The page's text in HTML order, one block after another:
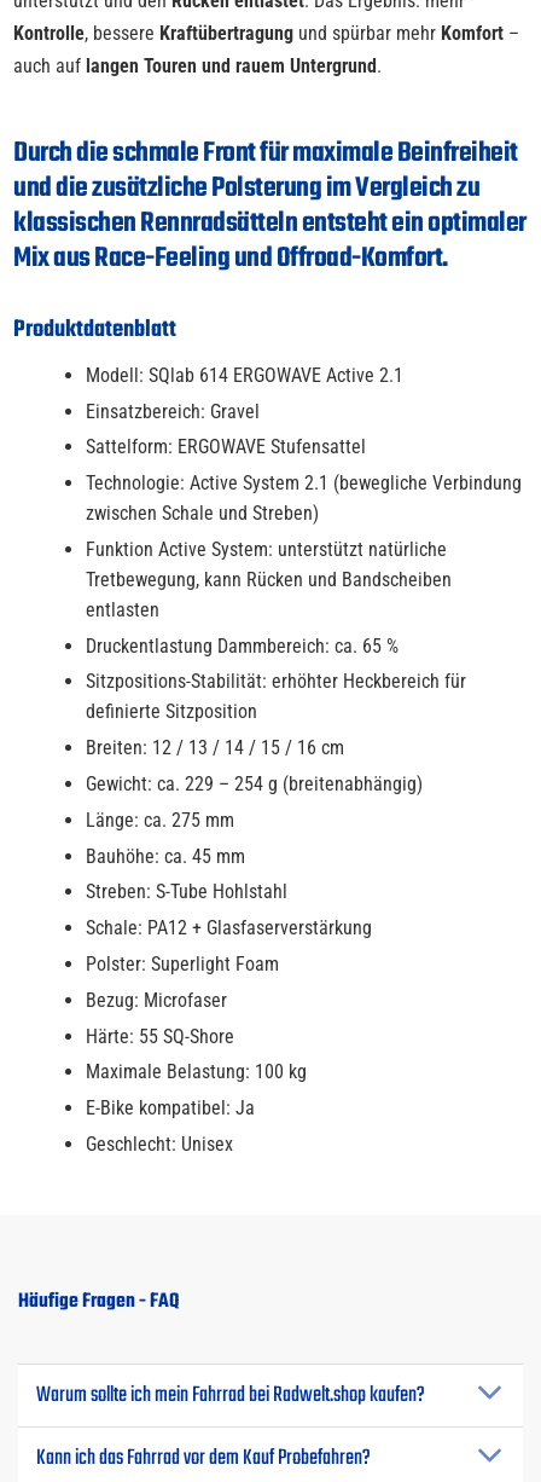
Kontrolle, bessere Kraftübertragung und spürbar mehr Komfort –
auch auf langen Touren und rauem Untergrund.
Durch die schmale Front für maximale Beinfreiheit
und die zusätzliche Polsterung im Vergleich zu
klassischen Rennradsätteln entsteht ein optimaler
Mix aus Race-Feeling und Offroad-Komfort.
Produktdatenblatt
Modell: SQlab 614 ERGOWAVE Active 2.1
Einsatzbereich: Gravel
Sattelform: ERGOWAVE Stufensattel
Technologie: Active System 2.1 (bewegliche Verbindung
zwischen Schale und Streben)
Funktion Active System: unterstützt natürliche
Tretbewegung, kann Rücken und Bandscheiben
entlasten
Druckentlastung Dammbereich: ca. 65 %
Sitzpositions-Stabilität: erhöhter Heckbereich für
definierte Sitzposition
Breiten: 12 / 13 / 14 / 15 / 16 cm
Gewicht: ca. 229 – 254 g (breitenabhängig)
Länge: ca. 275 mm
Bauhöhe: ca. 45 mm
Streben: S-Tube Hohlstahl
Schale: PA12 + Glasfaserverstärkung
Polster: Superlight Foam
Bezug: Microfaser
Härte: 55 SQ-Shore
Maximale Belastung: 100 kg
E-Bike kompatibel: Ja
Geschlecht: Unisex
Häufige Fragen - FAQ
Warum sollte ich mein Fahrrad bei Radwelt.shop kaufen?
Kann ich das Fahrrad vor dem Kauf Probefahren?